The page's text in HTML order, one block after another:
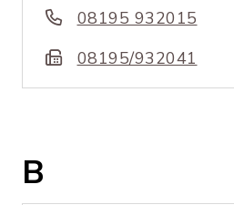
08195 932015
08195/932041
B